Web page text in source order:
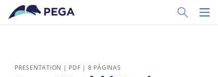
Ir al contenido principal
Toggle
PRESENTATION | PDF | 8 PÁGINAS